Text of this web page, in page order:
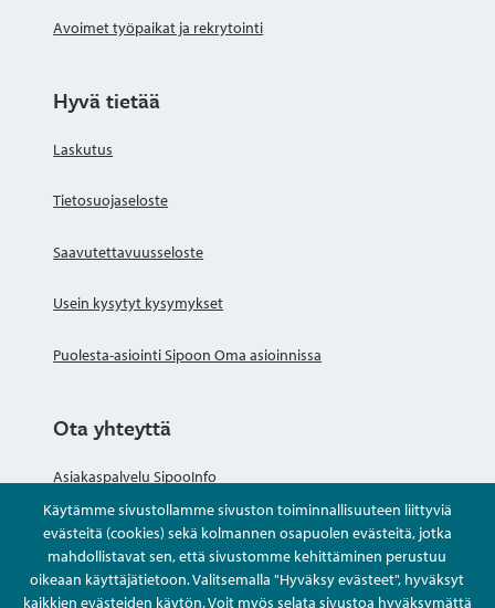
Käytämme sivustollamme sivuston toiminnallisuuteen liittyviä
evästeitä (cookies) sekä kolmannen osapuolen evästeitä, jotka
mahdollistavat sen, että sivustomme kehittäminen perustuu
oikeaan käyttäjätietoon. Valitsemalla "Hyväksy evästeet", hyväksyt
kaikkien evästeiden käytön. Voit myös selata sivustoa hyväksymättä
Avoimet työpaikat ja rekrytointi
Hyvä tietää
Laskutus
Tietosuojaseloste
Saavutettavuusseloste
Usein kysytyt kysymykset
Puolesta-asiointi Sipoon Oma asioinnissa
Ota yhteyttä
Asiakaspalvelu SipooInfo
Anna palautetta nimettömästi
Kysy tai asioi